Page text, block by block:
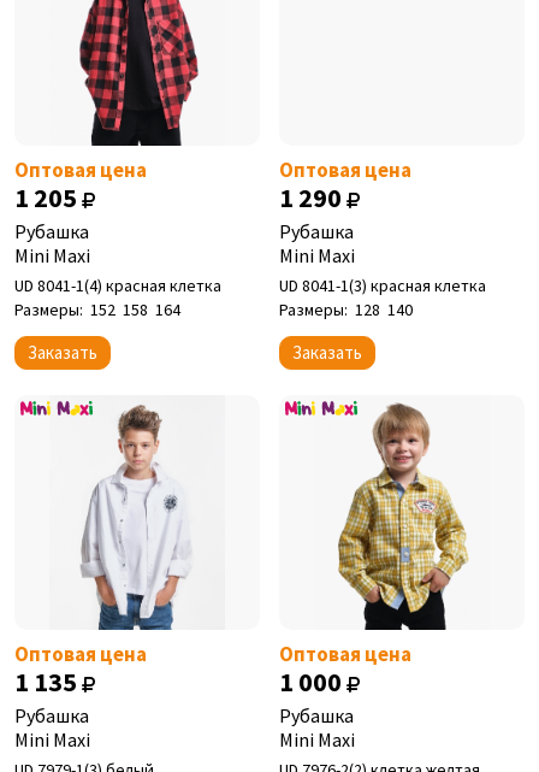
Оптовая цена
1 205
Рубашка
Mini Maxi
UD 8041-1(4) красная клетка
Размеры: 152 158 164
Заказать
Оптовая цена
1 290
Рубашка
Mini Maxi
UD 8041-1(3) красная клетка
Размеры: 128 140
Заказать
Оптовая цена
1 135
Рубашка
Mini Maxi
Оптовая цена
1 000
Рубашка
Mini Maxi